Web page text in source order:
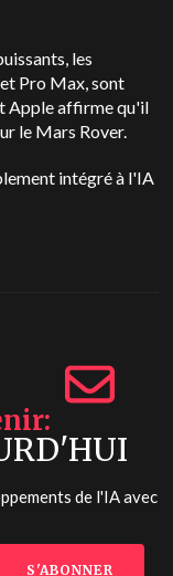
les
Pro Max, sont
Apple affirme qu'il
le Mars Rover.
intégré à l'IA
de l'IA avec